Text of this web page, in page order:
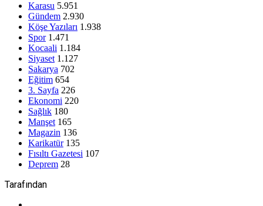
Karasu 5.951
Gündem 2.930
Köşe Yazıları 1.938
Spor 1.471
Kocaali 1.184
Siyaset 1.127
Sakarya 702
Eğitim 654
3. Sayfa 226
Ekonomi 220
Sağlık 180
Manşet 165
Magazin 136
Karikatür 135
Fısıltı Gazetesi 107
Deprem 28
Tarafından